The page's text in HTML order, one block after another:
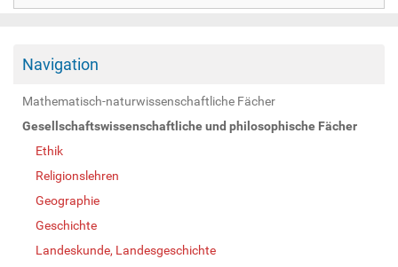
Navigation
Mathematisch-naturwissenschaftliche Fächer
Gesellschaftswissenschaftliche und philosophische Fächer
Ethik
Religionslehren
Geographie
Geschichte
Landeskunde, Landesgeschichte